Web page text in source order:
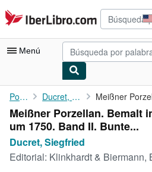
Pasar al contenido principal
IberLibro.com
Menú
Mi cuenta
Consultar mis pedidos
Búsqueda avanzada
Colecciones
Portada Ducret, Siegfried
Meißner Porzellan. Bemalt
um 1750. Band II. Bunte...
Ducret, Siegfried
Editorial: Klinkhardt & Biermann,